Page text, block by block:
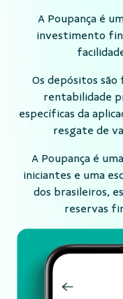
A Poupança é
investimento
Os depósitos
rentabilidade
específicas da
resgate de
A Poupança é
iniciantes e uma
dos brasileiros,
reservas